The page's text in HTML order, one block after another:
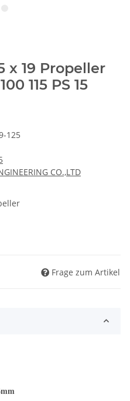
x 19 Propeller
115 PS 15
125
CO.,LTD
Frage zum Artikel